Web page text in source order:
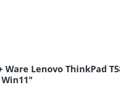
Lenovo ThinkPad